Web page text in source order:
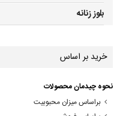
بلوز زنانه
خرید بر اساس
نحوه چیدمان محصولات
براساس میزان محبوبیت